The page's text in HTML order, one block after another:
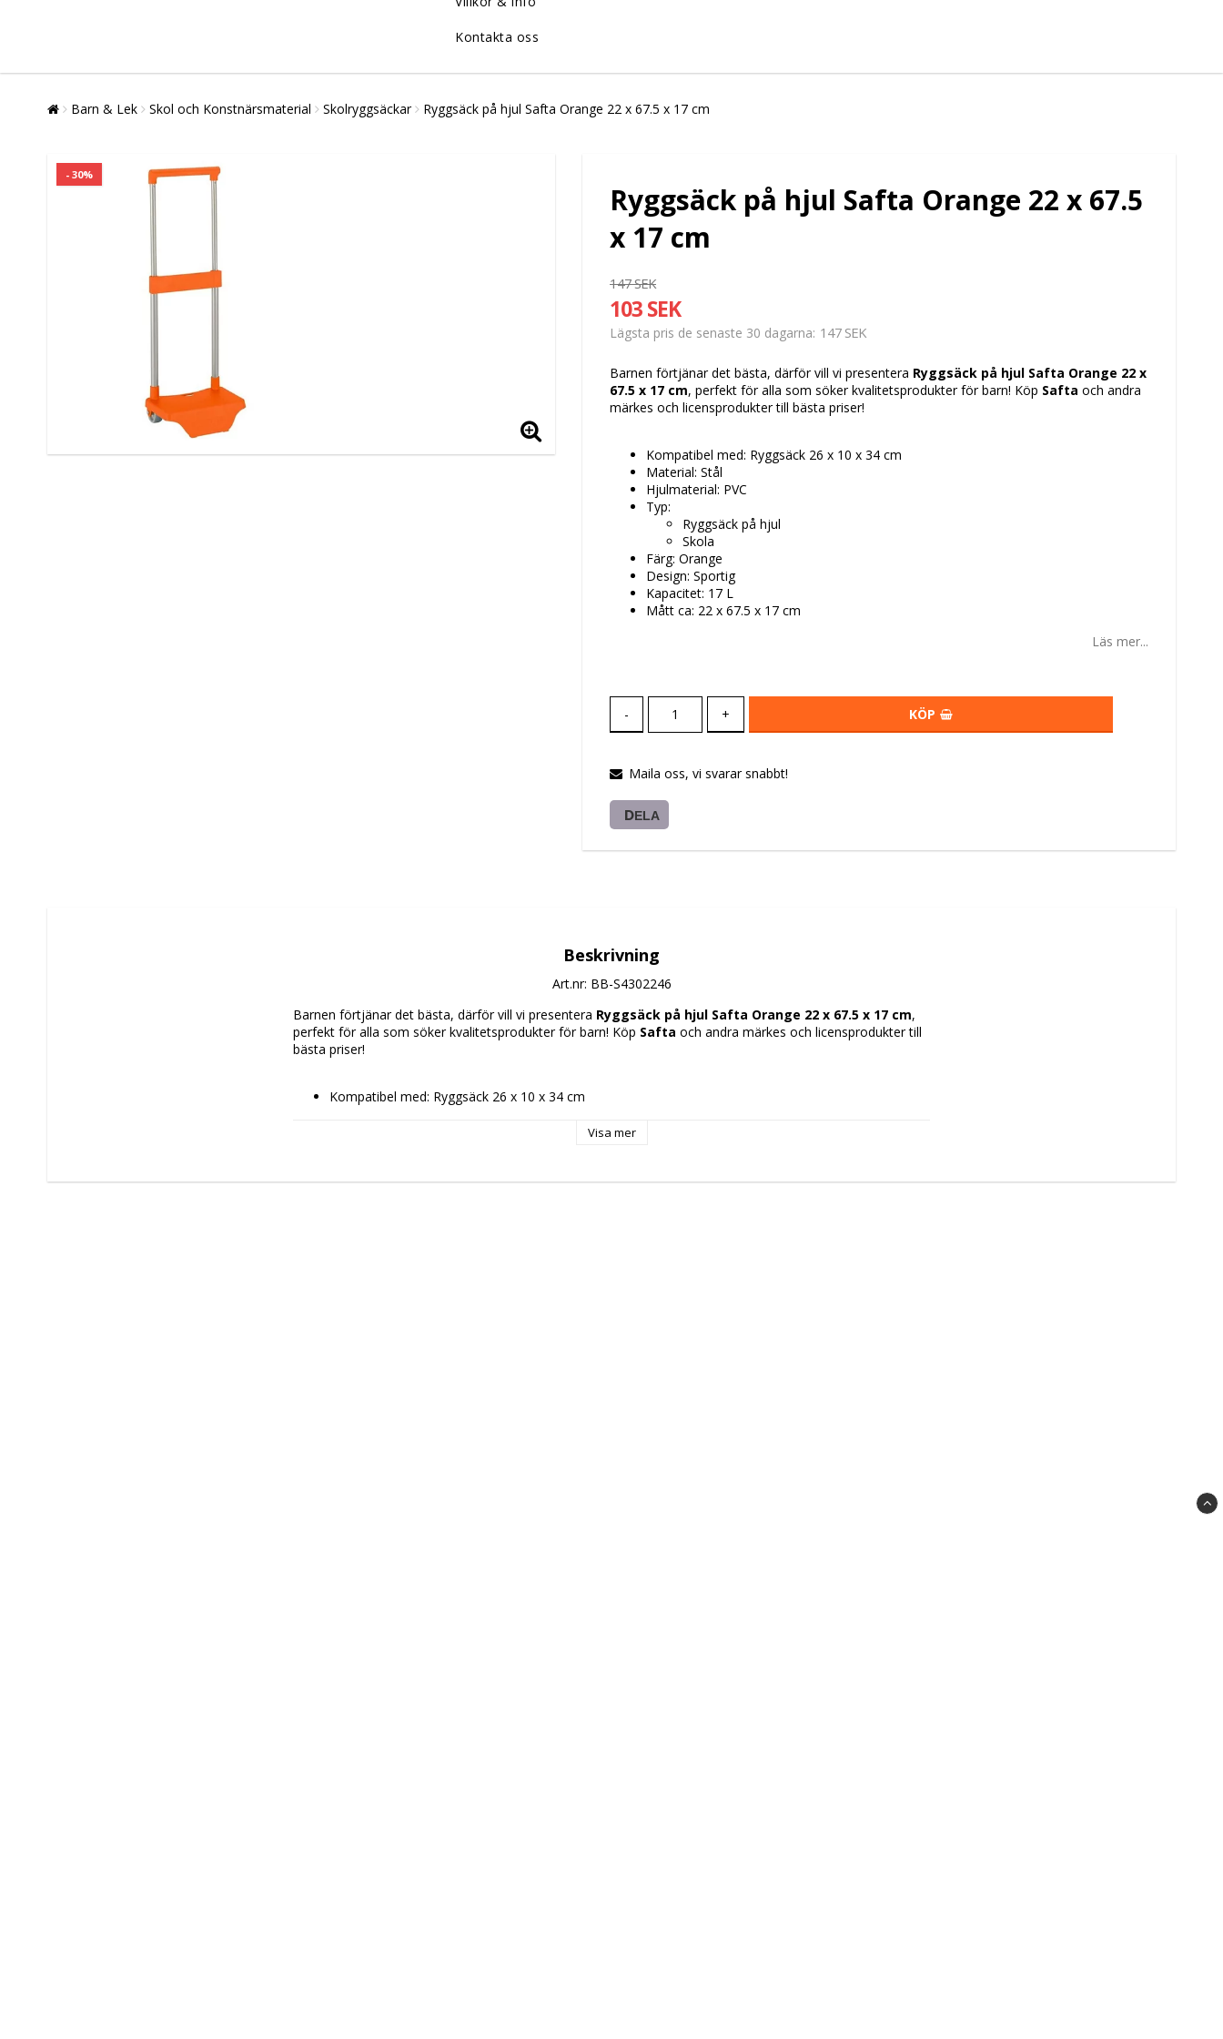
Kontakta oss
Barn & Lek Skol och Konstnärsmaterial Skolryggsäckar Ryggsäck på hjul Safta Orange 22 x 67.5 x 17 cm
- 30%
Ryggsäck på hjul Safta Orange 22 x 67.5
x 17 cm
147 SEK
103 SEK
Lägsta pris de senaste 30 dagarna 147 SEK
Barnen förtjänar det bästa, därför vill vi presentera Ryggsäck på hjul Safta Orange 22 x
67.5 x 17 cm, perfekt för alla som söker kvalitetsprodukter för barn! Köp Safta och andra
märkes och licensprodukter till bästa priser!
Kompatibel med: Ryggsäck 26 x 10 x 34 cm
Material: Stål
Hjulmaterial: PVC
Typ:
Ryggsäck på hjul
Skola
Färg: Orange
Design: Sportig
Kapacitet: 17 L
Mått ca: 22 x 67.5 x 17 cm
Läs mer...
- + KÖP
Maila oss, vi svarar snabbt!
DELA
Beskrivning
Art.nr: BB-S4302246
Barnen förtjänar det bästa, därför vill vi presentera Ryggsäck på hjul Safta Orange 22 x 67.5 x 17 cm,
perfekt för alla som söker kvalitetsprodukter för barn! Köp Safta och andra märkes och licensprodukter till
bästa priser!
Kompatibel med: Ryggsäck 26 x 10 x 34 cm
Skola
Visa mer